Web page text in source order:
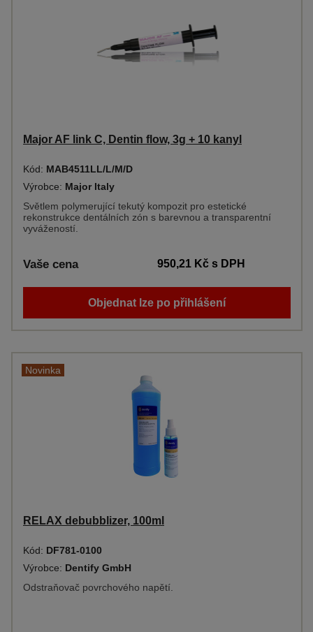
Major AF link C, Dentin flow, 3g + 10 kanyl
Kód: MAB4511LL/L/M/D
Výrobce: Major Italy
Světlem polymerující tekutý kompozit pro estetické
rekonstrukce dentálních zón s barevnou a transparentní
vyvážeností.
Vaše cena 950,21 Kčs DPH
Objednat lze po přihlášení
Novinka
RELAX debubblizer, 100ml
Kód: DF781-0100
Výrobce: Dentify GmbH
Odstraňovač povrchového napětí.